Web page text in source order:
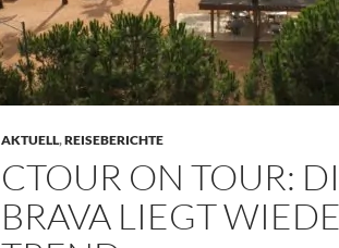
AKTUELL,REISEBERICHTE
CTOUR ON TOUR:
BRAVA LIEGT